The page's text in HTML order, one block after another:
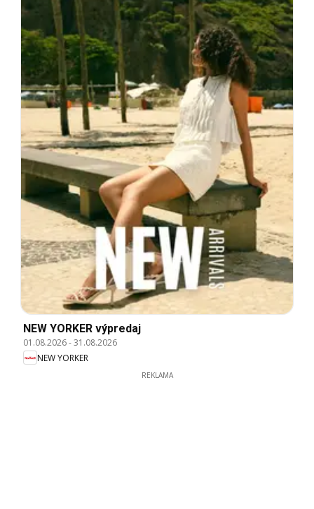
NEW YORKER výpredaj
01.08.2026-31.08.2026
NEW YORKER
REKLAMA